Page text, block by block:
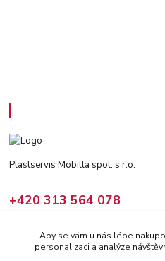
Plastservis Mobilla spol. s r.o.
+420 313 564 078
(Po - Pá: 6 - 14:30 hod)
prodej@climair.cz
Aby se vám u nás lépe
personalizaci a analýze